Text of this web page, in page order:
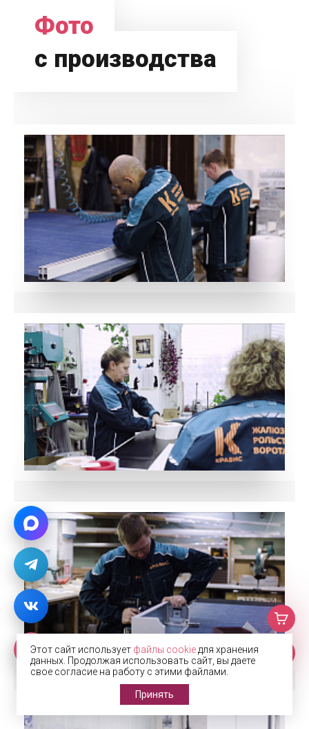
Фото
с производства
Этот сайт использует файлы cookie для хранения
данных. Продолжая использовать сайт, вы даете
свое согласие на работу с этими файлами.
Принять